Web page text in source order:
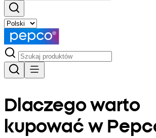
Dlaczego warto
kupować w